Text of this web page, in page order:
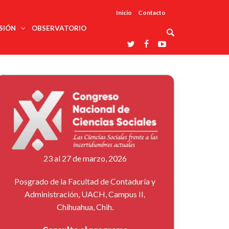
Inicio Contacto
ciencias
profesionales
trabajo
Redes
temáticas
Laboratorios
nacionales
Entidades
afines
Reconoce
La UDUALC
A La
Universidad
De México
En Su 475
Aniversario
OBSERVATORIO
23 al 27 de marzo, 2026
Posgrado de la Facultad de Contaduría y
Administración, UACH, Campus II,
Chihuahua, Chih.